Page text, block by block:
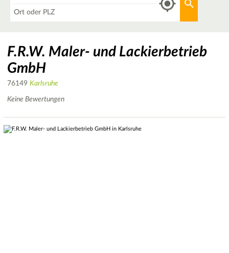
F.R.W. Maler- und Lackierbetrieb
GmbH
76149 Karlsruhe
Keine Bewertungen